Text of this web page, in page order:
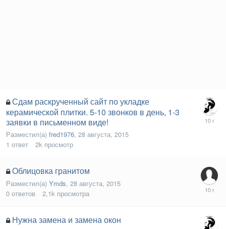
Сдам раскрученный сайт по укладке
керамической плитки. 5-10 звонков в день, 1-3
заявки в письменном виде!
Разместил(а) fred1976, 28 августа, 2015
1 ответ 2k просмотр
Облицовка гранитом
Разместил(а) Ymds, 28 августа, 2015
0 ответов 2,1k просмотра
Нужна замена и замена окон